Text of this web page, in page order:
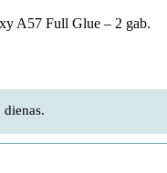
A57 Full Glue – 2 gab.
dienas.